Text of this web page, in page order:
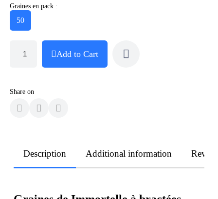
Graines en pack :
50
Add to Cart
Share on
Description Additional information